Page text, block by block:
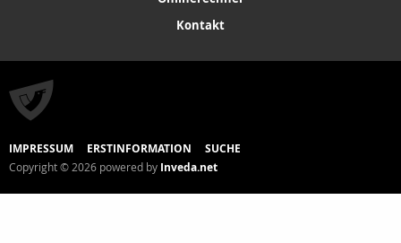
Kontakt
IMPRESSUM ERSTINFORMATION SUCHE
Copyright © 2026 powered by Inveda.net